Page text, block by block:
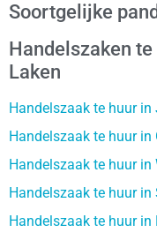
Soortgelijke
Handelszaken
Laken
Handelszaak te huur in
Handelszaak te huur in
Handelszaak te huur in
Handelszaak te huur in
Handelszaak te huur in